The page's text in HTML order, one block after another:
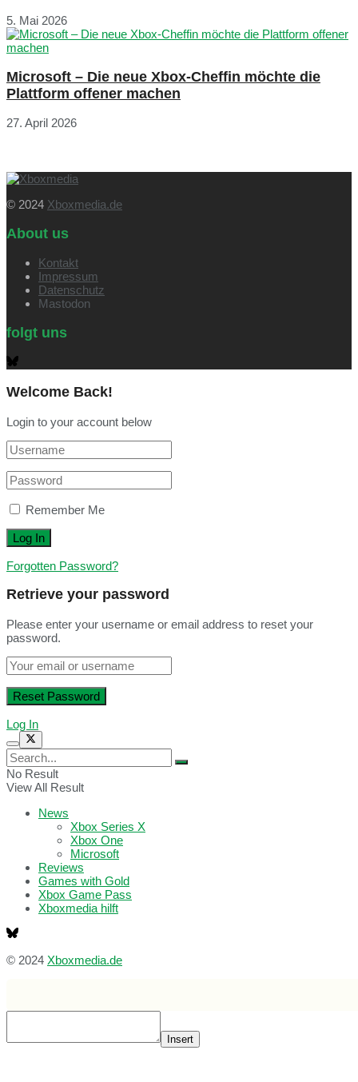
5. Mai 2026
Microsoft – Die neue Xbox-Cheffin möchte die
Plattform offener machen
27. April 2026
© 2024 Xboxmedia.de
About us
Kontakt
Impressum
Datenschutz
Mastodon
folgt uns
Welcome Back!
Login to your account below
Remember Me
Forgotten Password?
Retrieve your password
Please enter your username or email address to reset your
password.
Log In
No Result
View All Result
News
Xbox Series X
Xbox One
Microsoft
Reviews
Games with Gold
Xbox Game Pass
Xboxmedia hilft
© 2024 Xboxmedia.de
Insert